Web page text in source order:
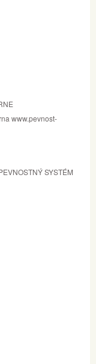
www.pevnost-
SYSTÉM